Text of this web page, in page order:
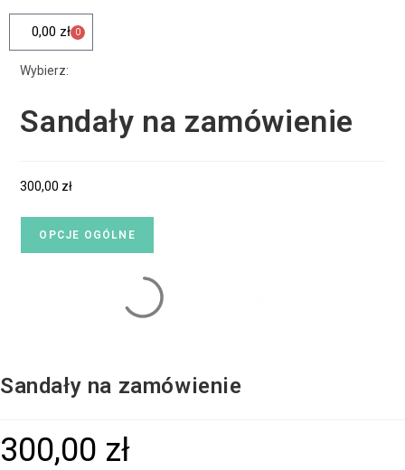
0,00 zł 0
Wybierz:
Sandały na zamówienie
300,00 zł
OPCJE OGÓLNE
Sandały na zamówienie
300,00 zł